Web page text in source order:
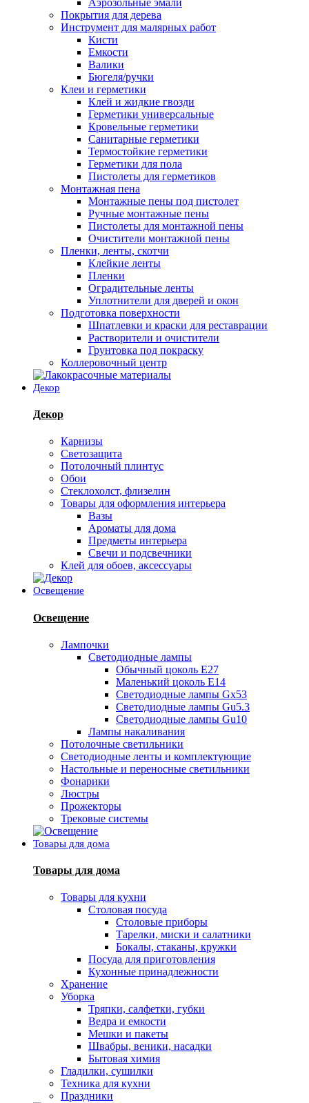
Покрытия для дерева
Инструмент для малярных работ
Кисти
Емкости
Валики
Бюгеля/ручки
Клеи и герметики
Клей и жидкие гвозди
Герметики универсальные
Кровельные герметики
Санитарные герметики
Термостойкие герметики
Герметики для пола
Пистолеты для герметиков
Монтажная пена
Монтажные пены под пистолет
Ручные монтажные пены
Пистолеты для монтажной пены
Очистители монтажной пены
Пленки, ленты, скотчи
Клейкие ленты
Пленки
Оградительные ленты
Уплотнители для дверей и окон
Подготовка поверхности
Шпатлевки и краски для реставрации
Растворители и очистители
Грунтовка под покраску
Коллеровочный центр
Декор
Декор
Карнизы
Светозащита
Потолочный плинтус
Обои
Стеклохолст, флизелин
Товары для оформления интерьера
Вазы
Ароматы для дома
Предметы интерьера
Свечи и подсвечники
Клей для обоев, аксессуары
Освещение
Освещение
Лампочки
Светодиодные лампы
Обычный цоколь Е27
Маленький цоколь Е14
Светодиодные лампы Gx53
Светодиодные лампы Gu5.3
Светодиодные лампы Gu10
Лампы накаливания
Потолочные светильники
Светодиодные ленты и комплектующие
Настольные и переносные светильники
Фонарики
Люстры
Прожекторы
Трековые системы
Товары для дома
Товары для дома
Товары для кухни
Столовая посуда
Столовые приборы
Тарелки, миски и салатники
Бокалы, стаканы, кружки
Посуда для приготовления
Кухонные принадлежности
Хранение
Уборка
Тряпки, салфетки, губки
Ведра и емкости
Мешки и пакеты
Швабры, веники, насадки
Бытовая химия
Гладилки, сушилки
Техника для кухни
Праздники